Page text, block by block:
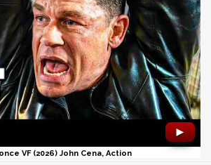
►
VF (2026) John Cena, Action